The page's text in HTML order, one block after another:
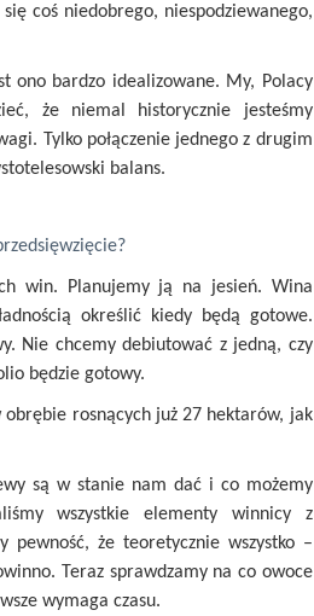
coś niedobrego, niespodziewanego,
ono bardzo idealizowane. My, Polacy
że niemal historycznie jesteśmy
Tylko połączenie jednego z drugim
balans.
win. Planujemy ją na jesień. Wina
określić kiedy będą gotowe.
Nie chcemy debiutować z jedną, czy
będzie gotowy.
obrębie rosnących już 27 hektarów, jak
są w stanie nam dać i co możemy
wszystkie elementy winnicy z
pewność, że teoretycznie wszystko –
Teraz sprawdzamy na co owoce
wymaga czasu.